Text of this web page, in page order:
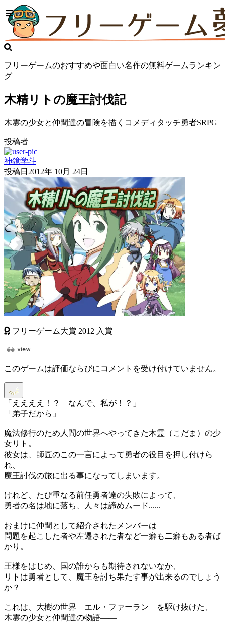
フリーゲームのおすすめや面白い名作の無料ゲームランキン
グ
木精リトの魔王討伐記
木霊の少女と仲間達の冒険を描くコメディタッチ勇者SRPG
投稿者
神鏡学斗
投稿日 2012年 10月 24日
フリーゲーム大賞 2012 入賞
このゲームは評価ならびにコメントを受け付けていません。
「ええええ！？ なんで、私が！？」
「弟子だから」
魔法修行のため人間の世界へやってきた木霊（こだま）の少
女リト。
彼女は、師匠のこの一言によって勇者の役目を押し付けら
れ、
魔王討伐の旅に出る事になってしまいます。
けれど、たび重なる前任勇者達の失敗によって、
勇者の名は地に落ち、人々は諦めムード......
おまけに仲間として紹介されたメンバーは
問題を起こした者や左遷された者など一癖も二癖もある者ば
かり。
王様をはじめ、国の誰からも期待されないなか、
リトは勇者として、魔王を討ち果たす事が出来るのでしょう
か？
これは、大樹の世界―エル・ファーラン―を駆け抜けた、
木霊の少女と仲間達の物語――